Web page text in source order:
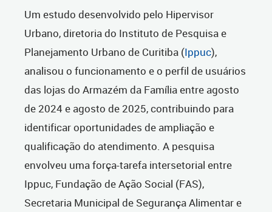
Um estudo desenvolvido pelo Hipervisor
Urbano, diretoria do Instituto de Pesquisa e
Planejamento Urbano de Curitiba (Ippuc),
analisou o funcionamento e o perfil de usuários
das lojas do Armazém da Família entre agosto
de 2024 e agosto de 2025, contribuindo para
identificar oportunidades de ampliação e
qualificação do atendimento. A pesquisa
envolveu uma força-tarefa intersetorial entre
Ippuc, Fundação de Ação Social (FAS),
Secretaria Municipal de Segurança Alimentar e